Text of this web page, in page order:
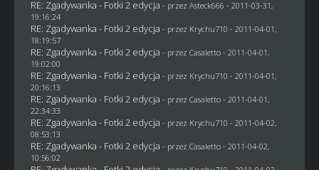
RE: Zgadywanka - Fotki 2 edycja - przez Asteck666 - 2011-03-31,
19:16:24
RE: Zgadywanka - Fotki 2 edycja - przez Krychu710 - 2011-04-01,
18:19:57
RE: Zgadywanka - Fotki 2 edycja - przez Casaletto- 2011-04-01,
19:02:00
RE: Zgadywanka - Fotki 2 edycja - przez Krychu710 - 2011-04-01,
20:16:13
RE: Zgadywanka - Fotki 2 edycja - przez Casaletto- 2011-04-01,
22:34:33
RE: Zgadywanka - Fotki 2 edycja - przez Krychu710 - 2011-04-02,
08:53:13
RE: Zgadywanka - Fotki 2 edycja - przez Casaletto- 2011-04-02,
10:56:02